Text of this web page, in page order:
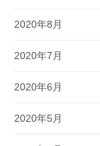
2020年8月
2020年7月
2020年6月
2020年5月